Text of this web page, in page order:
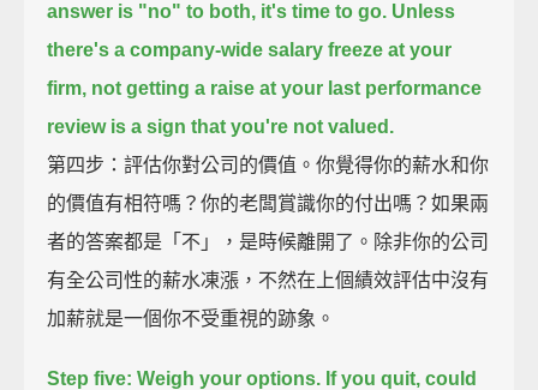
answer is "no" to both, it's time to go. Unless
there's a company-wide salary freeze at your
firm, not getting a raise at your last performance
review is a sign that you're not valued.
第四步：評估你對公司的價值。你覺得你的薪水和你
的價值有相符嗎？你的老闆賞識你的付出嗎？如果兩
者的答案都是「不」，是時候離開了。除非你的公司
有全公司性的薪水凍漲，不然在上個績效評估中沒有
加薪就是一個你不受重視的跡象。
Step five: Weigh your options. If you quit, could